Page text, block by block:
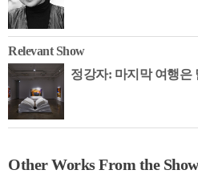
Relevant Show
정강자: 마지막 여행은
Other Works From the Show